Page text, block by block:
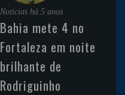
Noticias há 5 anos
Bahia mete 4 no
Fortaleza em noite
brilhante de
Rodriguinho